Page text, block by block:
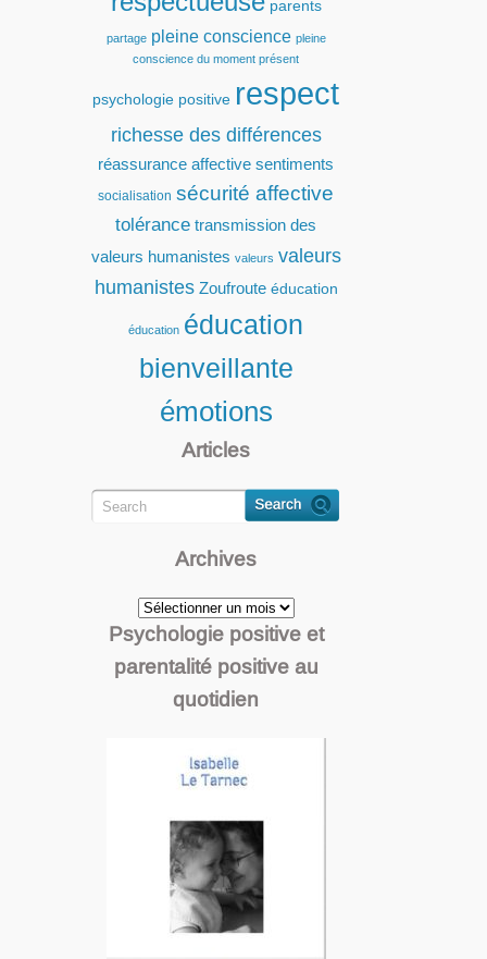
parents
partage pleine conscience pleine
conscience du moment présent
psychologie positive respect
richesse des différences
réassurance affective sentiments
socialisation sécurité affective
tolérance transmission des
valeurs humanistes valeurs valeurs
humanistes Zoufroute éducation
éducation éducation
bienveillante
émotions
Articles
Archives
Archives
Psychologie positive et
parentalité positive au
quotidien